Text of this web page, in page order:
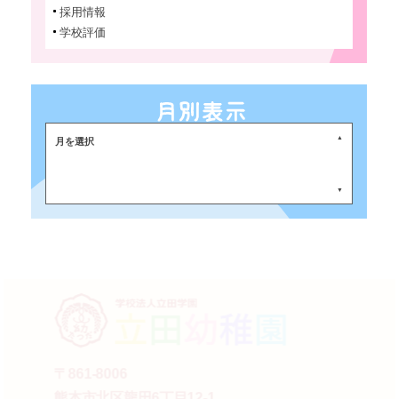
採用情報
学校評価
月を選択